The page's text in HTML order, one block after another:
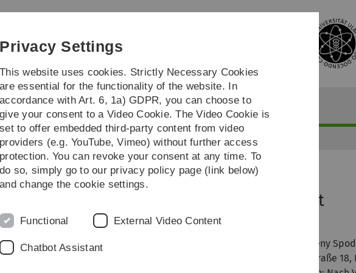
Skip
Skip
Skip
Skip
Courses
WR und Statistik
und Statistik
Kontakt
Prof. Dr. Evgeny
Helmholtzstraße 18,
Privacy Settings
This website uses cookies. Strictly Necessary Cookies
are essential for the functionality of the website. In
accordance with Art. 6, 1a) GDPR, you can choose to
give your consent to a Video Cookie. The Video Cookie is
set to offer embedded third-party content from video
providers (e.g. YouTube, Vimeo) without further access
protection. You can revoke your consent at any time. To
do so, simply go to our privacy policy page (link below)
and change the cookie settings.
Functional External Video Content
Chatbot Assistant